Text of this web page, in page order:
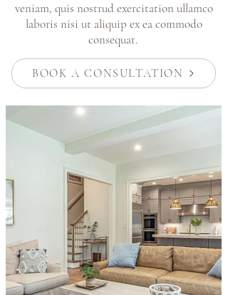
veniam, quis nostrud exercitation ullamco
laboris nisi ut aliquip ex ea commodo
consequat.
BOOK A CONSULTATION